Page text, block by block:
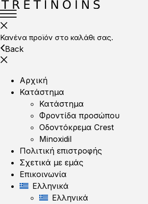
Κανένα προϊόν στο καλάθι σας.
Back
Αρχική
Κατάστημα
Κατάστημα
Φροντίδα προσώπου
Οδοντόκρεμα Crest
Minoxidil
Πολιτική επιστροφής
Σχετικά με εμάς
Επικοινωνία
Ελληνικά
Ελληνικά